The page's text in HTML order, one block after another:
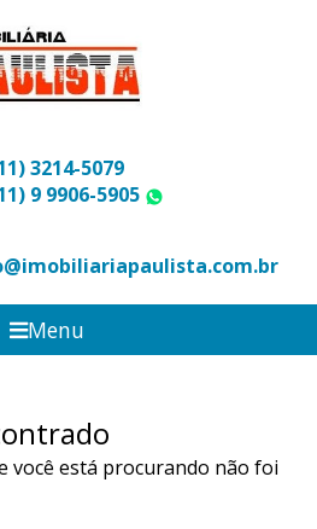
3214-5079
9 9906-5905
Menu
você está procurando não foi